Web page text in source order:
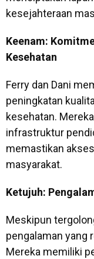
kesejahteraan
Keenam:
Kesehatan
Ferry dan Dani
peningkatan
kesehatan.
infrastruktur
memastikan
masyarakat.
Ketujuh:
Meskipun
pengalaman yang
Mereka memiliki